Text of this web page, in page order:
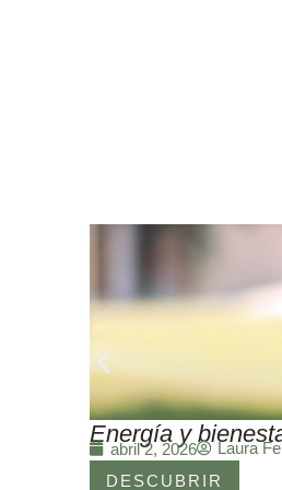
Energía y
abril 2, 2026
Laura
DESCUBRIR